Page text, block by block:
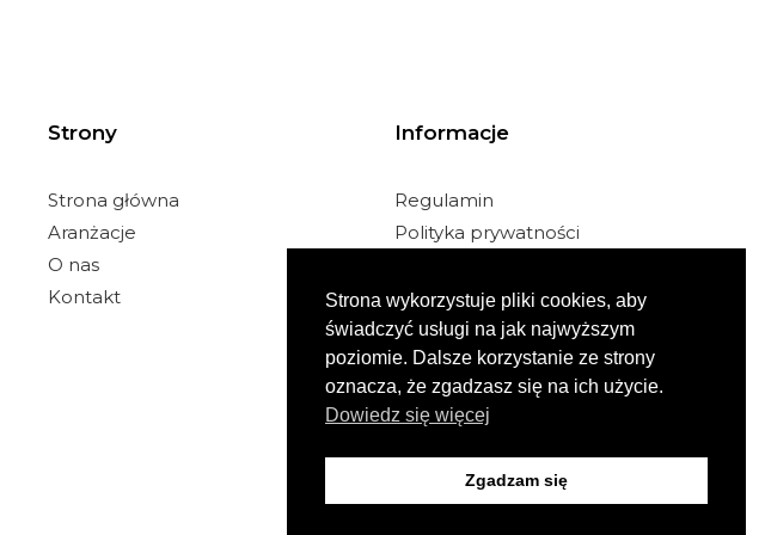
Strony
Strona główna
Aranżacje
O nas
Kontakt
Informacje
Regulamin
Polityka prywatności
Instagram
Bezpieczne transakcje
Strona wykorzystuje pliki cookies, aby
świadczyć usługi na jak najwyższym
poziomie. Dalsze korzystanie ze strony
oznacza, że zgadzasz się na ich użycie.
Dowiedz się więcej
Zgadzam się